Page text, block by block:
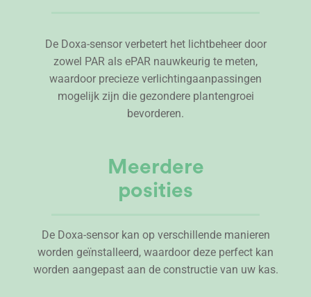
De Doxa-sensor verbetert het lichtbeheer door
zowel PAR als ePAR nauwkeurig te meten,
waardoor precieze verlichtingaanpassingen
mogelijk zijn die gezondere plantengroei
bevorderen.
Meerdere
posities
De Doxa-sensor kan op verschillende manieren
worden geïnstalleerd, waardoor deze perfect kan
worden aangepast aan de constructie van uw kas.